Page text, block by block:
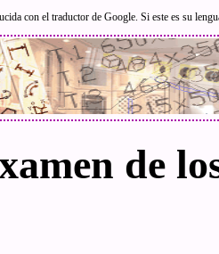
con el traductor de Google. Si este es su
de